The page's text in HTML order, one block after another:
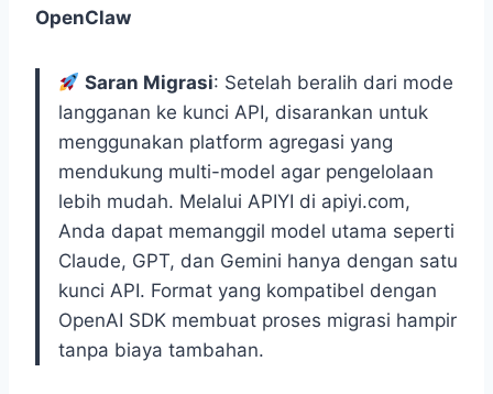
OpenClaw
Saran Migrasi: Setelah beralih dari mode
langganan ke kunci API, disarankan untuk
menggunakan platform agregasi yang
mendukung multi-model agar pengelolaan
lebih mudah. Melalui APIYI di apiyi.com,
Anda dapat memanggil model utama seperti
Claude, GPT, dan Gemini hanya dengan satu
kunci API. Format yang kompatibel dengan
OpenAI SDK membuat proses migrasi hampir
tanpa biaya tambahan.